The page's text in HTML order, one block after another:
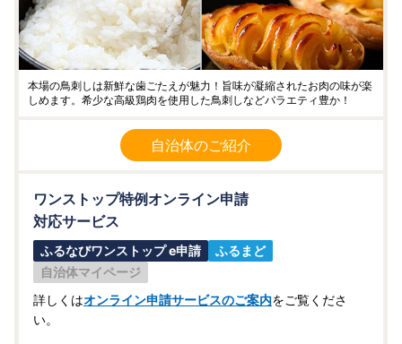
本場の鳥刺しは新鮮な歯ごたえが魅力！旨味が凝縮されたお肉の味が楽
しめます。希少な高級鶏肉を使用した鳥刺しなどバラエティ豊か！
自治体のご紹介
ワンストップ特例オンライン申請
対応サービス
ふるなびワンストップ e申請
ふるまど
自治体マイページ
詳しくはオンライン申請サービスのご案内をご覧くださ
い。